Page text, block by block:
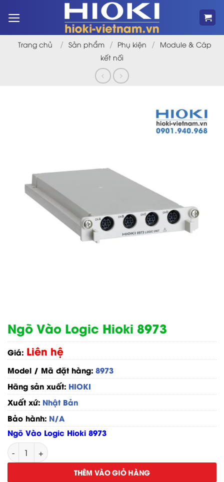
qua
dungTrang chủ / Sản phẩm / Phụ kiện /
Module & Cáp
kết nối
Ngõ Vào Logic Hioki 8973
Giá: Liên hệ
Model / Mã đặt hàng: 8973
Hãng sản xuất: HIOKI
Xuất xứ: Nhật Bản
Bảo hành: N/A
Ngõ Vào Logic Hioki 8973
Ngõ Vào Logic Hioki 8973 số lượng
THÊM VÀO GIỎ HÀNG